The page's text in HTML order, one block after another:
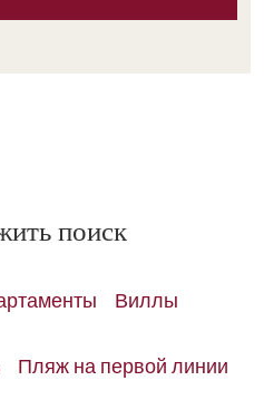
поиск
Виллы
Пляж на первой линии